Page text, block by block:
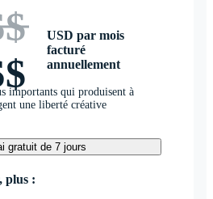
USD par mois
facturé
annuellement
importants qui produisent à
une liberté créative
gratuit de 7 jours
plus :